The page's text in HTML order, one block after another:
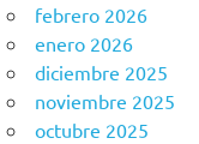
febrero 2026
enero 2026
diciembre 2025
noviembre 2025
octubre 2025